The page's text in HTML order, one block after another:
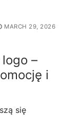
MARCH 29, 2026
–
i
się